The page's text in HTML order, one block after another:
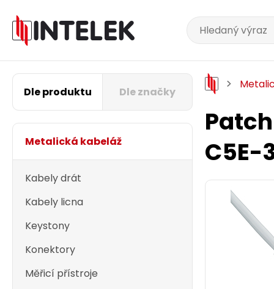
Dle produktu Dle značky
Metalická kabeláž
Kabely drát
Kabely licna
Keystony
Konektory
Měřicí přístroje
C5E-